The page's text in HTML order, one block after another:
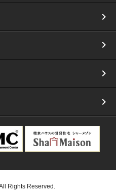
Rights Reserved.